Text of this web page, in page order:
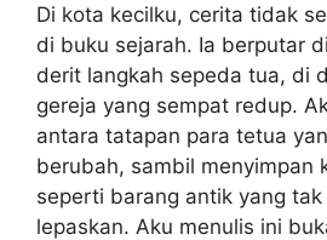
Di kota kecilku, cerita tidak
di buku sejarah. Ia berputar
derit langkah sepeda tua, di
gereja yang sempat redup.
antara tatapan para tetua
berubah, sambil menyimpan
seperti barang antik yang tak
lepaskan. Aku menulis ini